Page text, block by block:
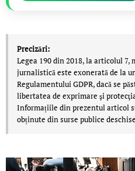
Precizări:
Legea 190 din 2018, la articolul 7,
jurnalistică este exonerată de la
Regulamentului GDPR, dacă se
libertatea de exprimare şi
Informațiile din prezentul articol
obținute din surse publice